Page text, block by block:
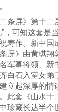
屏》第十二
”，可知这套是
寿作。新中国
屏》由黄琪翔
军事将领、新
白石入室女弟
立起深厚的情
此套《山水十
珍藏长达半个